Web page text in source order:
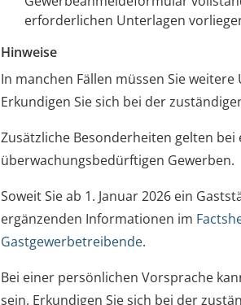
erforderlichen Unterlagen
Hinweise
In manchen Fällen müssen Sie
Erkundigen Sie sich bei der
Zusätzliche Besonderheiten gelten
überwachungsbedürftigen Gewerben.
Soweit Sie ab 1. Januar 2026 ein
ergänzenden Informationen im
Gastgewerbetreibende.
Bei einer persönlichen Vorsprache
sein. Erkundigen Sie sich bei der